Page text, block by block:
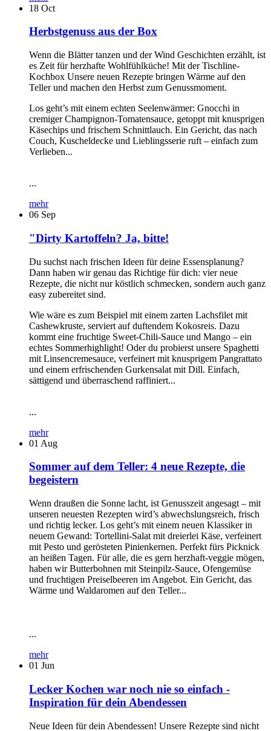
18 Oct
Herbstgenuss aus der Box
Wenn die Blätter tanzen und der Wind Geschichten erzählt, ist
es Zeit für herzhafte Wohlfühlküche! Mit der Tischline-
Kochbox Unsere neuen Rezepte bringen Wärme auf den
Teller und machen den Herbst zum Genussmoment.
Los geht’s mit einem echten Seelenwärmer: Gnocchi in
cremiger Champignon-Tomatensauce, getoppt mit knusprigen
Käsechips und frischem Schnittlauch. Ein Gericht, das nach
Couch, Kuscheldecke und Lieblingsserie ruft – einfach zum
Verlieben...
...
mehr
06 Sep
"Dirty Kartoffeln? Ja, bitte!
Du suchst nach frischen Ideen für deine Essensplanung?
Dann haben wir genau das Richtige für dich: vier neue
Rezepte, die nicht nur köstlich schmecken, sondern auch ganz
easy zubereitet sind.
Wie wäre es zum Beispiel mit einem zarten Lachsfilet mit
Cashewkruste, serviert auf duftendem Kokosreis. Dazu
kommt eine fruchtige Sweet-Chili-Sauce und Mango – ein
echtes Sommerhighlight! Oder du probierst unsere Spaghetti
mit Linsencremesauce, verfeinert mit knusprigem Pangrattato
und einem erfrischenden Gurkensalat mit Dill. Einfach,
sättigend und überraschend raffiniert...
...
mehr
01 Aug
Sommer auf dem Teller: 4 neue Rezepte, die
begeistern
Wenn draußen die Sonne lacht, ist Genusszeit angesagt – mit
unseren neuesten Rezepten wird’s abwechslungsreich, frisch
und richtig lecker. Los geht’s mit einem neuen Klassiker in
neuem Gewand: Tortellini-Salat mit dreierlei Käse, verfeinert
mit Pesto und gerösteten Pinienkernen. Perfekt fürs Picknick
an heißen Tagen. Für alle, die es gern herzhaft-veggie mögen,
haben wir Butterbohnen mit Steinpilz-Sauce, Ofengemüse
und fruchtigen Preiselbeeren im Angebot. Ein Gericht, das
Wärme und Waldaromen auf den Teller...
...
mehr
01 Jun
Lecker Kochen war noch nie so einfach -
Inspiration für dein Abendessen
Neue Ideen für dein Abendessen! Unsere Rezepte sind nicht